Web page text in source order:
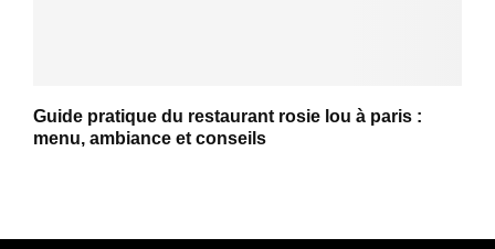
Guide pratique du restaurant rosie lou à paris :
menu, ambiance et conseils